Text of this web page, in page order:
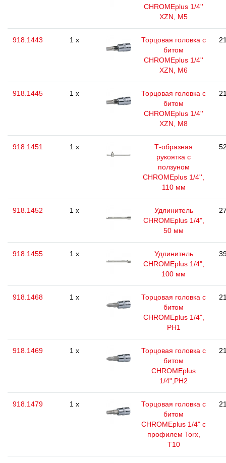
CHROMEplus 1/4''
XZN, M5
918.1443 1 x
Торцовая головка с
битом
CHROMEplus 1/4''
XZN, M6
918.1445 1 x
Торцовая головка с
битом
CHROMEplus 1/4''
XZN, M8
918.1451 1 x
Т-образная
рукоятка с
ползуном
CHROMEplus 1/4'',
110 мм
918.1452 1 x
Удлинитель
CHROMEplus 1/4",
50 мм
918.1455 1 x
Удлинитель
CHROMEplus 1/4",
100 мм
918.1468 1 x
Торцовая головка с
битом
CHROMEplus 1/4",
РН1
918.1469 1 x
Торцовая головка с
битом
CHROMEplus
1/4",РН2
918.1479 1 x
Торцовая головка с
битом
CHROMEplus 1/4" с
профилем Torx,
T10